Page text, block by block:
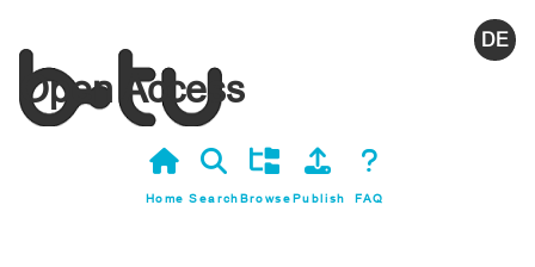
Open Access
Home SearchBrowsePublish FAQ